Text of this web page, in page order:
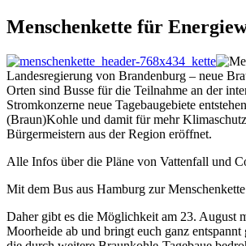
Menschenkette für
Landesregierung von Brandenburg – neue
Orten sind Busse für die Teilnahme an der
Stromkonzerne neue Tagebaugebiete
(Braun)Kohle und damit für mehr
Bürgermeistern aus der Region eröffnet.
Alle Infos über die Pläne von Vattenfall und
Mit dem Bus aus Hamburg zur
Daher gibt es die Möglichkeit am 23. August
Moorheide ab und bringt euch ganz